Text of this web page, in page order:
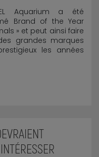
Aquarium a été
Brand of the Year
» et peut ainsi faire
grandes marques
les années